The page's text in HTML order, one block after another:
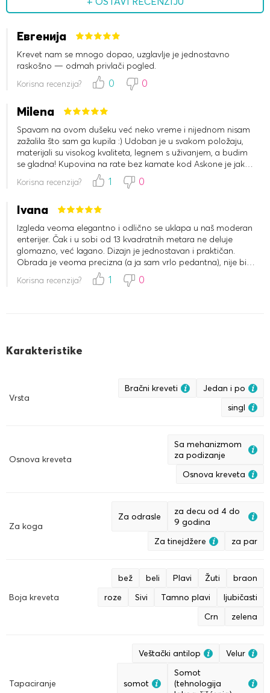
Евгенија
Krevet nam se mnogo dopao, uzglavlje je jednostavno
raskošno — odmah privlači pogled.
Korisna recenzija? 0 0
Milena
Spavam na ovom dušeku već neko vreme i nijednom nisam
zažalila što sam ga kupila :) Udoban je u svakom položaju,
materijali su visokog kvaliteta, legnem s uživanjem, a budim
se gladna! Kupovina na rate bez kamate kod Askone je jako
Korisna recenzija? 1 0
Ivana
Izgleda veoma elegantno i odlično se uklapa u naš moderan
enterijer. Čak i u sobi od 13 kvadratnih metara ne deluje
glomazno, već lagano. Dizajn je jednostavan i praktičan.
Obrada je veoma precizna (a ja sam vrlo pedantna), nije bilo
nikakvog neprijatnog mirisa, iako proizvođač navodi da
može postojati.
Korisna recenzija? 1 0
Karakteristike
Vrsta
Bračni kreveti
Jedan i po
singl
Osnova kreveta
Sa mehanizmom
za podizanje
Osnova kreveta
Za koga
Za odrasle
za decu od 4 do
9 godina
Za tinejdžere
za par
Boja kreveta
bež beli Plavi Žuti
braon
roze
Sivi Tamno plavi
ljubičasti
Crn
zelena
Tapaciranje
Veštački antilop Velur
somot
Somot
(tehnologija